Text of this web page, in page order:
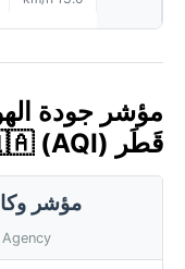
قَطَر 🇶🇦 (AQI)
مؤشر